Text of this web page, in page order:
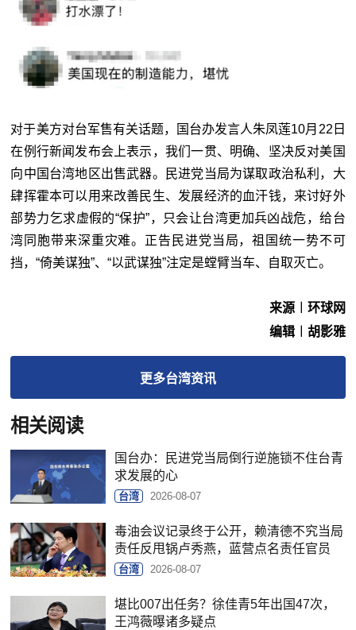
对于美方对台军售有关话题，国台办发言人朱凤莲10月22日
在例行新闻发布会上表示，我们一贯、明确、坚决反对美国
向中国台湾地区出售武器。民进党当局为谋取政治私利，大
肆挥霍本可以用来改善民生、发展经济的血汗钱，来讨好外
部势力乞求虚假的“保护”，只会让台湾更加兵凶战危，给台
湾同胞带来深重灾难。正告民进党当局，祖国统一势不可
挡，“倚美谋独”、“以武谋独”注定是螳臂当车、自取灭亡。
来源︱环球网
编辑︱胡影雅
更多台湾资讯
相关阅读
国台办：民进党当局倒行逆施锁不住台青
求发展的心
台湾 2026-08-07
毒油会议记录终于公开，赖清德不究当局
责任反甩锅卢秀燕，蓝营点名责任官员
台湾 2026-08-07
堪比007出任务？徐佳青5年出国47次，
王鸿薇曝诸多疑点